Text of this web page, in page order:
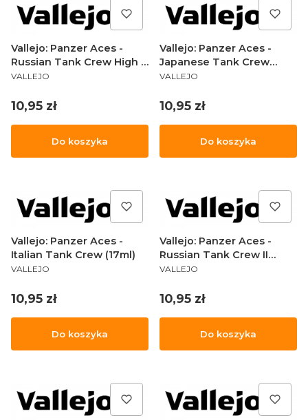
Vallejo: Panzer Aces -
Russian Tank Crew High I
17
PRODUCENT
VALLEJO
Cena
10,95 zł
Do koszyka
Vallejo: Panzer Aces -
Japanese Tank Crew
(17ml)
PRODUCENT
VALLEJO
Cena
10,95 zł
Do koszyka
Vallejo: Panzer Aces -
Italian Tank Crew (17ml)
PRODUCENT
VALLEJO
Cena
10,95 zł
Do koszyka
Vallejo: Panzer Aces -
Russian Tank Crew II
(17ml)
PRODUCENT
VALLEJO
Cena
10,95 zł
Do koszyka